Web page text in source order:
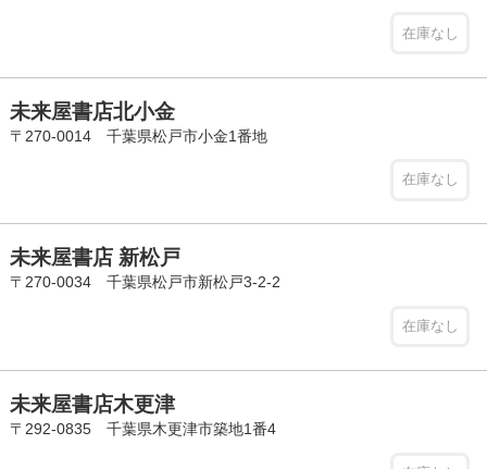
在庫なし
未来屋書店北小金
〒270-0014 千葉県松戸市小金1番地
在庫なし
未来屋書店 新松戸
〒270-0034 千葉県松戸市新松戸3-2-2
在庫なし
未来屋書店木更津
〒292-0835 千葉県木更津市築地1番4